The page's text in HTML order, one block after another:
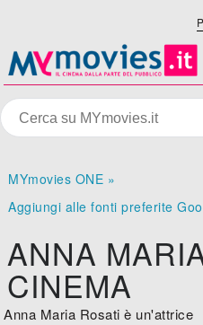
MYmovies ONE »
Aggiungi alle fonti preferite
ANNA
CINEMA
Anna Maria Rosati è un'attrice